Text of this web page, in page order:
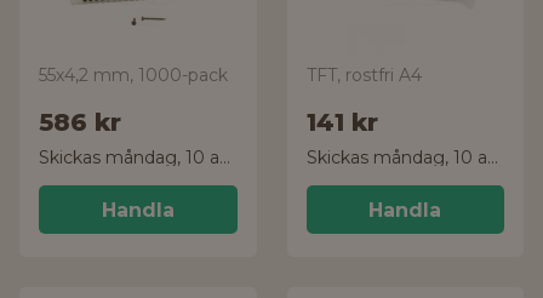
55x4,2 mm, 1000-pack
586 kr
Skickas måndag, 10 aug.
Handla
TFT, rostfri A4
141 kr
Skickas måndag, 10 aug.
Handla